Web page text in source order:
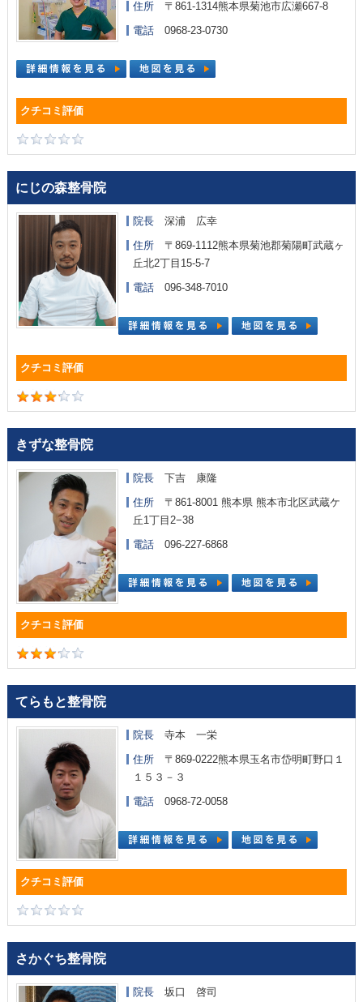
住所〒861-1314熊本県菊池市広瀬667-8
電話0968-23-0730
にじの森整骨院
院長深浦 広幸
住所〒869-1112熊本県菊池郡菊陽町武蔵ヶ
丘北2丁目15-5-7
電話096-348-7010
きずな整骨院
院長下吉 康隆
住所〒861-8001 熊本県 熊本市北区武蔵ケ
丘1丁目2−38
電話096-227-6868
てらもと整骨院
院長寺本 一栄
住所〒869-0222熊本県玉名市岱明町野口１
１５３－３
電話0968-72-0058
さかぐち整骨院
院長坂口 啓司